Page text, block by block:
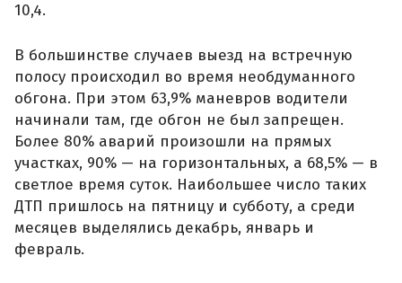
10,4.
В большинстве случаев выезд на встречную
полосу происходил во время необдуманного
обгона. При этом 63,9% маневров водители
начинали там, где обгон не был запрещен.
Более 80% аварий произошли на прямых
участках, 90% — на горизонтальных, а 68,5% — в
светлое время суток. Наибольшее число таких
ДТП пришлось на пятницу и субботу, а среди
месяцев выделялись декабрь, январь и
февраль.